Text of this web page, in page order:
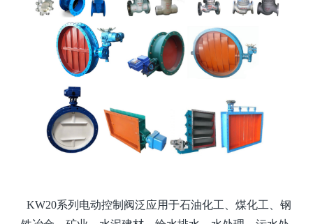
KW20系列 电动控制阀泛应用于石油化工、 煤化工
钢